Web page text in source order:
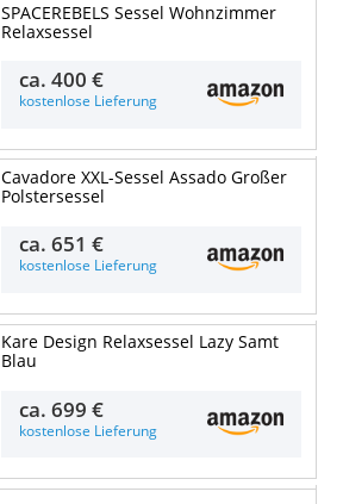
SPACEREBELS Sessel Wohnzimmer
Relaxsessel
ca.400 €
kostenlose Lieferung
Cavadore XXL-Sessel Assado Großer
Polstersessel
ca.651 €
kostenlose Lieferung
Kare Design Relaxsessel Lazy Samt
Blau
ca.699 €
kostenlose Lieferung